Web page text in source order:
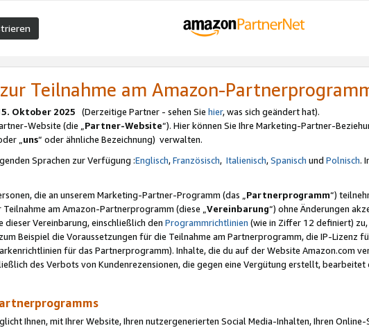
Teilnahme am Amazon-
Oktober 2025 (Derzeitige Partner - sehen Sie hier, was sich geändert hat).
Website (die „Partner-Website“). Hier können Sie Ihre Marketing-Partner-
„uns“ oder ähnliche Bezeichnung) verwalten.
Sprachen zur Verfügung :Englisch,Französisch, Italienisch,Spanisch und Polnisch.
die an unserem Marketing-Partner-Programm (das „Partnerprogramm“)
Teilnahme am Amazon-Partnerprogramm (diese „Vereinbarung“) ohne Änderungen
Vereinbarung, einschließlich den Programmrichtlinien (wie in Ziffer 12 definiert)
Beispiel die Voraussetzungen für die Teilnahme am Partnerprogramm, die IP-Lizenz
für das Partnerprogramm). Inhalte, die du auf der Website Amazon.com
des Verbots von Kundenrezensionen, die gegen eine Vergütung erstellt,
Ihnen, mit Ihrer Website, Ihren nutzergenerierten Social Media-Inhalten, Ihren